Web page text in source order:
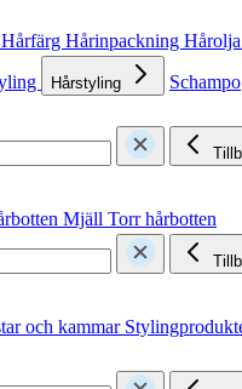
Hårfärg Hårinpackning Hårolja
Hårstyling
Schampo
Mjäll Torr hårbotten
och kammar